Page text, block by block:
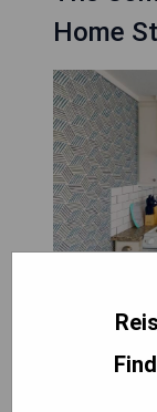
Home
Das Comfi
befindet